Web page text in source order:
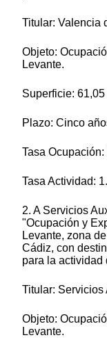
Titular: Valencia
Objeto:
Levante.
Superficie: 61,05
Plazo: Cinco
Tasa
Tasa Actividad:
2. A Servicios
"Ocupación y
Levante, zona
Cádiz, con
para la actividad
Titular: Servicios
Objeto:
Levante.